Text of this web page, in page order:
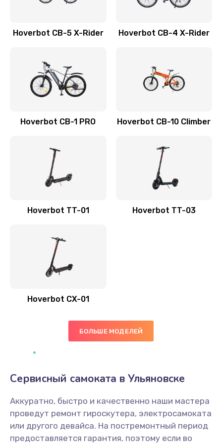
Hoverbot CB-5 X-Rider Hoverbot CB-4 X-Rider
Hoverbot CB-1 PRO Hoverbot CB-10 Climber
Hoverbot TT-01 Hoverbot TT-03
Hoverbot CX-01
БОЛЬШЕ МОДЕЛЕЙ
Сервисный самоката в Ульяновске
Аккуратно, быстро и качественно наши мастера
проведут ремонт гироскутера, электросамоката
или другого девайса. На постремонтный период
предоставляется гарантия, поэтому если во